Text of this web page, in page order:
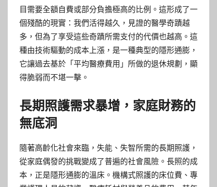
目需要全額自費或部分負擔極高的比例。這形成了一
個殘酷的現實：我們活得越久，見證的醫學奇蹟越
多，但為了享受這些奇蹟所需支付的代價也越高。這
種由技術驅動的成本上漲，是一種典型的隱形通膨，
它讓過去基於「平均醫療費用」所做的退休規劃，顯
得脆弱而不堪一擊。
長期照護需求暴增，家庭財務的
無底洞
隨著高齡化社會來臨，失能、失智所需的長期照護，
從家庭偶發的挑戰變成了普遍的社會風險。長照的成
本，正是隱形通膨的溫床。機構式照護的床位費、專